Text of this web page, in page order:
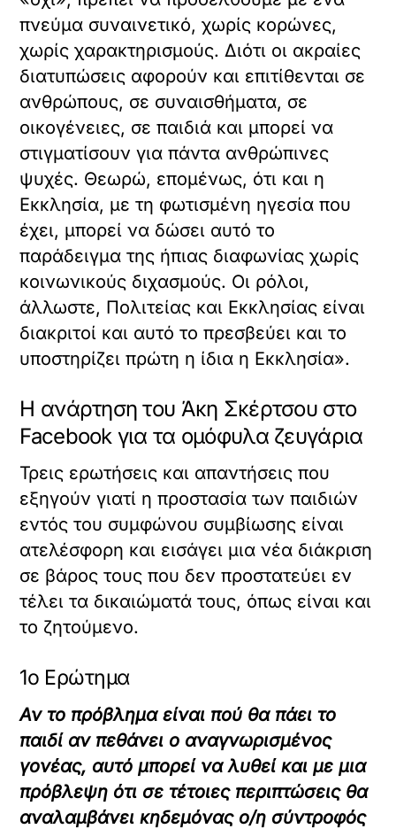
πνεύμα συναινετικό, χωρίς κορώνες,
χωρίς χαρακτηρισμούς. Διότι οι ακραίες
διατυπώσεις αφορούν και επιτίθενται σε
ανθρώπους, σε συναισθήματα, σε
οικογένειες, σε παιδιά και μπορεί να
στιγματίσουν για πάντα ανθρώπινες
ψυχές. Θεωρώ, επομένως, ότι και η
Εκκλησία, με τη φωτισμένη ηγεσία που
έχει, μπορεί να δώσει αυτό το
παράδειγμα της ήπιας διαφωνίας χωρίς
κοινωνικούς διχασμούς. Οι ρόλοι,
άλλωστε, Πολιτείας και Εκκλησίας είναι
διακριτοί και αυτό το πρεσβεύει και το
υποστηρίζει πρώτη η ίδια η Εκκλησία».
Η ανάρτηση του Άκη Σκέρτσου στο
Facebook για τα ομόφυλα ζευγάρια
Τρεις ερωτήσεις και απαντήσεις που
εξηγούν γιατί η προστασία των παιδιών
εντός του συμφώνου συμβίωσης είναι
ατελέσφορη και εισάγει μια νέα διάκριση
σε βάρος τους που δεν προστατεύει εν
τέλει τα δικαιώματά τους, όπως είναι και
το ζητούμενο.
1ο Ερώτημα
Αν το πρόβλημα είναι πού θα πάει το
παιδί αν πεθάνει ο αναγνωρισμένος
γονέας, αυτό μπορεί να λυθεί και με μια
πρόβλεψη ότι σε τέτοιες περιπτώσεις θα
αναλαμβάνει κηδεμόνας ο/η σύντροφός